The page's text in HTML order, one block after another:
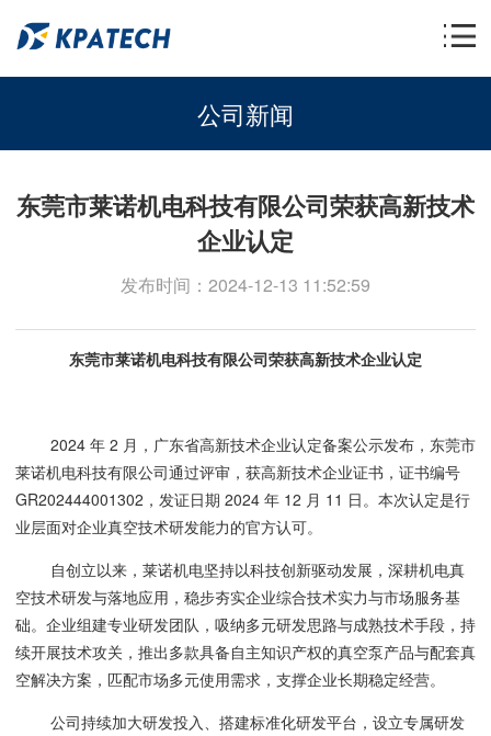
公司新闻
东莞市莱诺机电科技有限公司荣获高新技术
企业认定
发布时间：2024-12-13 11:52:59
东莞市莱诺机电科技有限公司荣获高新技术企业认定
2024 年 2 月，广东省高新技术企业认定备案公示发布，东莞市
莱诺机电科技有限公司通过评审，获高新技术企业证书，证书编号
GR202444001302，发证日期 2024 年 12 月 11 日。本次认定是行
业层面对企业真空技术研发能力的官方认可。
自创立以来，莱诺机电坚持以科技创新驱动发展，深耕机电真
空技术研发与落地应用，稳步夯实企业综合技术实力与市场服务基
础。企业组建专业研发团队，吸纳多元研发思路与成熟技术手段，持
续开展技术攻关，推出多款具备自主知识产权的真空泵产品与配套真
空解决方案，匹配市场多元使用需求，支撑企业长期稳定经营。
公司持续加大研发投入、搭建标准化研发平台，设立专属研发